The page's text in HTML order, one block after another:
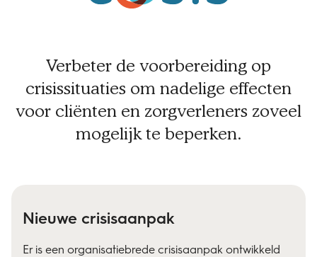
Verbeter de voorbereiding op
crisissituaties om nadelige effecten
voor cliënten en zorgverleners zoveel
mogelijk te beperken.
Nieuwe crisisaanpak
Er is een organisatiebrede crisisaanpak ontwikkeld